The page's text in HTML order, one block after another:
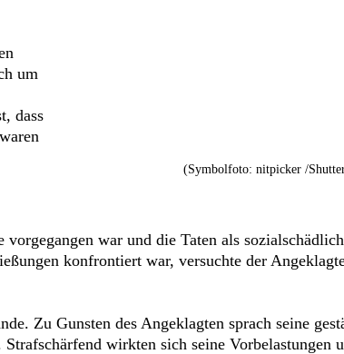
(Symbolfoto: nitpicker /
um
dass
war und die Taten als
konfrontiert war, versuchte der
Zu Gunsten des Angeklagten sprach seine
wirkten sich seine Vorbelastungen